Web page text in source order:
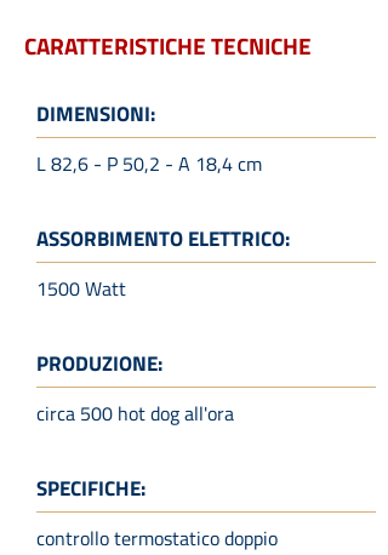
CARATTERISTICHE TECNICHE
DIMENSIONI:
L 82,6 - P 50,2 - A 18,4 cm
ASSORBIMENTO ELETTRICO:
1500 Watt
PRODUZIONE:
circa 500 hot dog all'ora
SPECIFICHE:
controllo termostatico doppio